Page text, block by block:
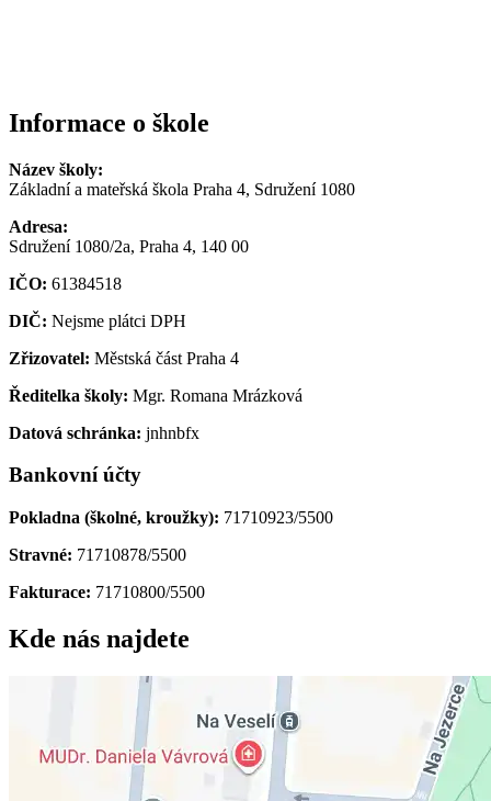
Informace o škole
Název školy:
Základní a mateřská škola Praha 4, Sdružení 1080
Adresa:
Sdružení 1080/2a, Praha 4, 140 00
IČO: 61384518
DIČ: Nejsme plátci DPH
Zřizovatel: Městská část Praha 4
Ředitelka školy: Mgr. Romana Mrázková
Datová schránka: jnhnbfx
Bankovní účty
Pokladna (školné, kroužky): 71710923/5500
Stravné: 71710878/5500
Fakturace: 71710800/5500
Kde nás najdete